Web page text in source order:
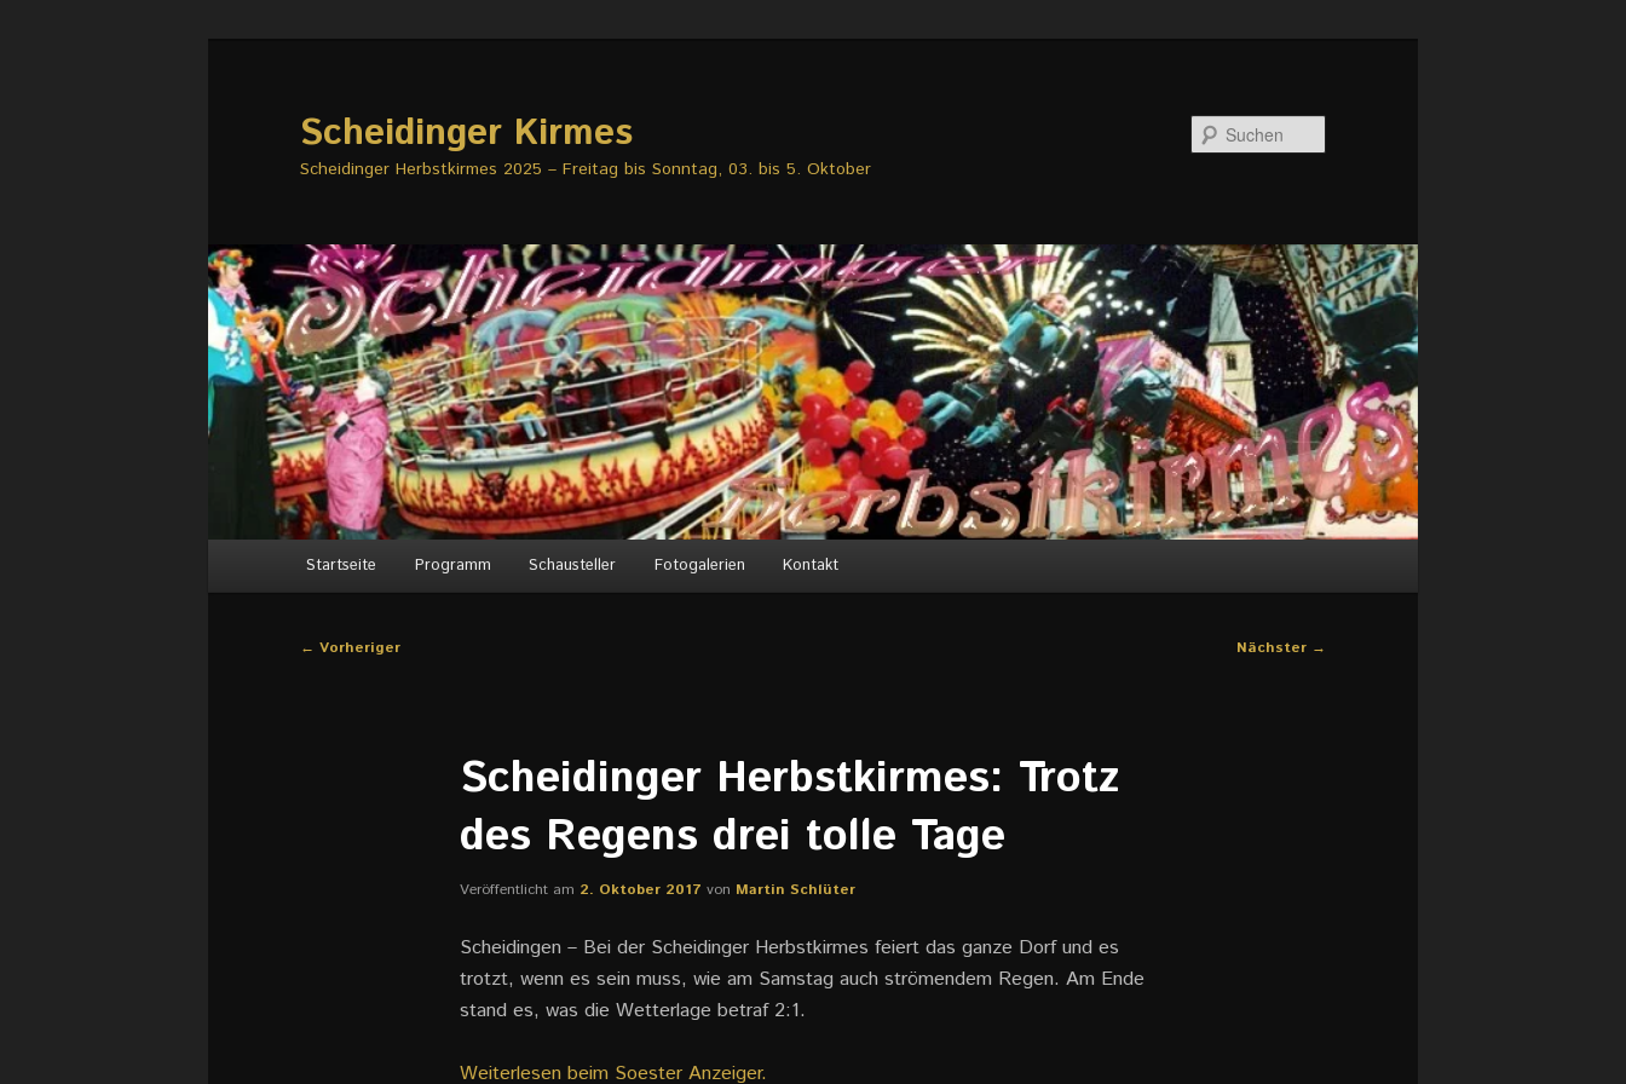
Scheidinger Kirmes
Scheidinger Herbstkirmes 2025 – Freitag bis Sonntag, 03. bis 5. Oktober
Startseite Programm Schausteller Fotogalerien Kontakt
Beitragsnavigation
← Vorheriger Nächster →
Scheidinger Herbstkirmes: Trotz
des Regens drei tolle Tage
Veröffentlicht am 2. Oktober 2017 von Martin Schlüter
Scheidingen – Bei der Scheidinger Herbstkirmes feiert das ganze Dorf und es
trotzt, wenn es sein muss, wie am Samstag auch strömendem Regen. Am Ende
stand es, was die Wetterlage betraf 2:1.
Weiterlesen beim Soester Anzeiger.